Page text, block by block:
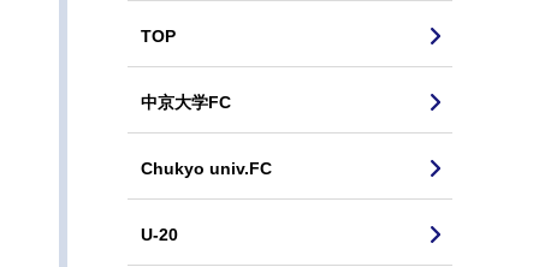
TOP
中京大学FC
Chukyo univ.FC
U-20